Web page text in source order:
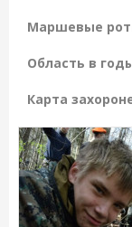
Маршевые
Область в
Карта